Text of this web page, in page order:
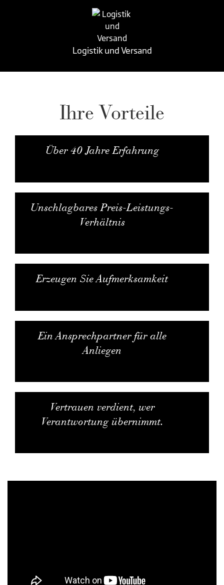
Logistik und Versand
Ihre Vorteile
Über 40 Jahre Erfahrung
Unschlagbares Preis-Leistungs-
Verhältnis
Erzeugen Sie Aufmerksamkeit
Ein Ansprechpartner für alle
Anliegen
Vertrauen verdient, wer
Verantwortung übernimmt.